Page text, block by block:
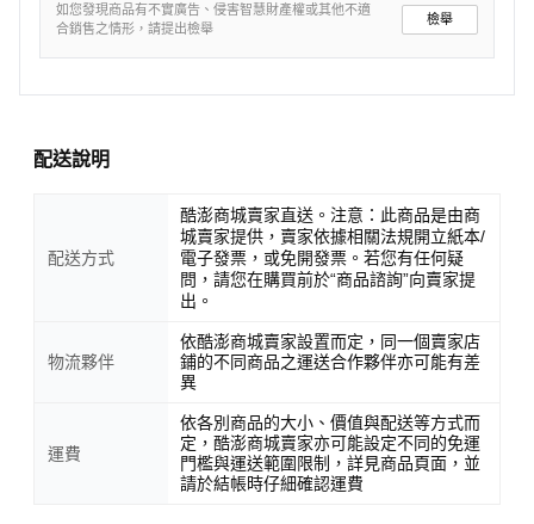
如您發現商品有不實廣告、侵害智慧財產權或其他不適
合銷售之情形，請提出檢舉
檢舉
配送說明
配送方式
酷澎商城賣家直送。注意：此商品是由商
城賣家提供，賣家依據相關法規開立紙本/
電子發票，或免開發票。若您有任何疑
問，請您在購買前於“商品諮詢”向賣家提
出。
物流夥伴
依酷澎商城賣家設置而定，同一個賣家店
鋪的不同商品之運送合作夥伴亦可能有差
異
運費
依各別商品的大小、價值與配送等方式而
定，酷澎商城賣家亦可能設定不同的免運
門檻與運送範圍限制，詳見商品頁面，並
請於結帳時仔細確認運費